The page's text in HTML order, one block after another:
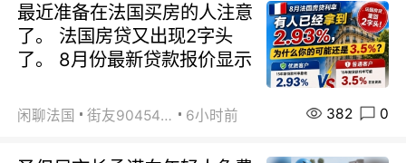
最近准备在法国买房的人注意
了。 法国房贷又出现2字头
了。 8月份最新贷款报价显示
闲聊法国 街友90454511 6小时前 382 0